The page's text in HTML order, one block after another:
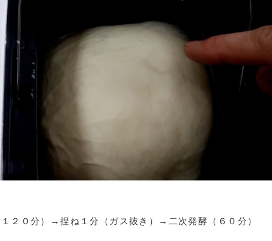
２０分）→捏ね１分（ガス抜き）→二次発酵（６０分）